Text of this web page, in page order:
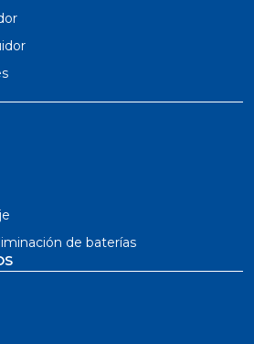
de baterías